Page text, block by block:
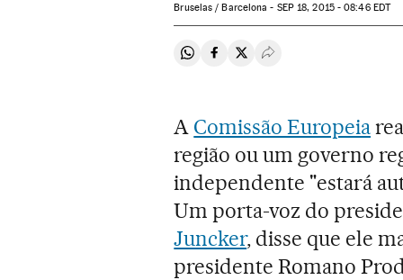
Bruselas / Barcelona - SEP18, 2015 - 08:46EDT
Compartir en Whatsapp
Compartir en Facebook
Compartir en Twitter
Desplegar Redes
A Comissão Europeia
região ou um governo
independente "estará
Um porta-voz do
Juncker, disse que ele
presidente Romano